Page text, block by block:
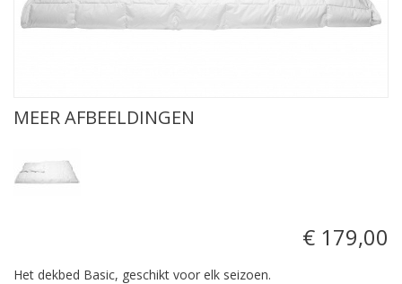
MEER AFBEELDINGEN
€ 179,00
Het dekbed Basic, geschikt voor elk seizoen.